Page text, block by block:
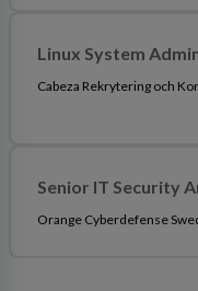
Linux System
Cabeza Rekrytering och
Senior IT Security
Orange Cyberdefense